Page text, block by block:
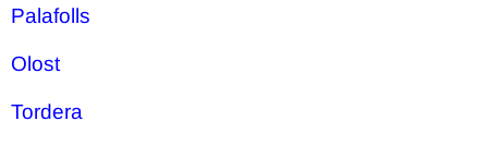
Palafolls
Olost
Tordera